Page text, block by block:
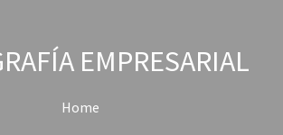
EMPRESARIAL
Home